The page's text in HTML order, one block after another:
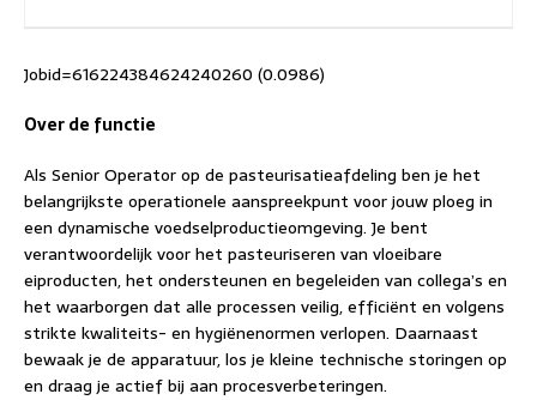
Jobid=616224384624240260 (0.0986)
Over de functie
Als Senior Operator op de pasteurisatieafdeling ben je het
belangrijkste operationele aanspreekpunt voor jouw ploeg in
een dynamische voedselproductieomgeving. Je bent
verantwoordelijk voor het pasteuriseren van vloeibare
eiproducten, het ondersteunen en begeleiden van collega’s en
het waarborgen dat alle processen veilig, efficiënt en volgens
strikte kwaliteits- en hygiënenormen verlopen. Daarnaast
bewaak je de apparatuur, los je kleine technische storingen op
en draag je actief bij aan procesverbeteringen.